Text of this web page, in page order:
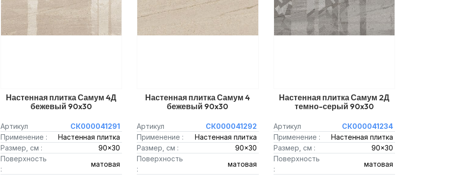
Настенная плитка Самум 4Д
бежевый 90x30
Артикул
СК000041291
Применение :
Настенная плитка
Размер, см :
90x30
Поверхность
:
матовая
Настенная плитка Самум 4
бежевый 90x30
Артикул
СК000041292
Применение :
Настенная плитка
Размер, см :
90x30
Поверхность
:
матовая
Настенная плитка Самум 2Д
темно-серый 90x30
Артикул
СК000041234
Применение :
Настенная плитка
Размер, см :
90x30
Поверхность
:
матовая